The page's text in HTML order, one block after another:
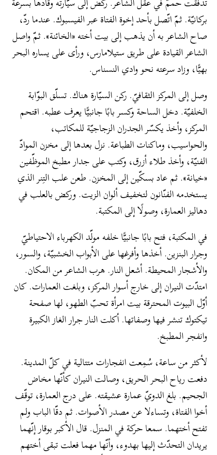
بركانيّة. ثمّ اتّصل بأحد إخوة الفتاة عبر الفيسبوك. عندما ردّ،
صاح الشاعر به أن يذهب إلى بيت أخته «الخائنة». ثمّ واصل
الشاعر القيادة على طريق ستيلامارس، ورأى على يساره البحر
بهيًّا، وزاد سرعته نحو وادي النسناس.
وصل إلى المركز الثقافيّ. ركن السيّارة هناك. تسلّق البوّابة
الخلفيّة. دخل الساحة وكسر بابًا جانبيًّا يعرف عطبه. اقتحم
المركز، وأخذ يكسّر الجدران الزجاجيّة للمكاتب،
والحواسيب، وماكنات الطباعة. نزل بعدها إلى مخزن الموادّ
الفنيّة، وأخذ طلاء أزرق، وكتب على جدار مطبخ الموظّفين
«خيانة». ثم عاد بسكّين إلى المخزن. طعن علب التِنر الذي
يستخدمه الفنّانون لتخفيف ألوان الزيت. وركض بالعلب في
دهاليز العمارة، وصولًا إلى المكتبة.
في المكتبة، فتح بابًا جانبيًّا خلفه مولّد الكهرباء الاحتياطيّ
وجرار البنزين. أخذها وأفرغها على الأبواب الخشبيّة، والسور،
والأشجار المحيطة. أشعل النار. هرب الشاعر من المكان.
امتدّت النيران إلى خارج أسوار المركز، وبلغت العمارات. كان
أوّل البيوت المحترقة بيت امرأة تحبّ الطهو، لها صفحة
تيكتوك تنشر فيها وصفاتها. أكلت النار جرار الغاز الكبيرة
وانفجر المطبخ.
لأكثر من ساعة، سُمِعت انفجارات متتالية في كلّ المدينة.
دفعت رياح البحر الحريق، وصالت النيران كأنّها مخاض
الجحيم. بلغ الدويّ عمارة عشيقته. على درج العمارة، توقّف
أخوا الفتاة، وتساءلا عن مصدر الأصوات. ثم دقّا الباب ولم
تفتح أختهما. سمعا حركة في المنزل. قال الأكبر بوقار إنّهما
يريدان التحدّث إليها بهدوء، وأنّها مهما فعلت تبقى أختهم